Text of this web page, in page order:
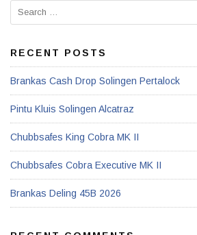
Search
for:
RECENT POSTS
Brankas Cash Drop Solingen Pertalock
Pintu Kluis Solingen Alcatraz
Chubbsafes King Cobra MK II
Chubbsafes Cobra Executive MK II
Brankas Deling 45B 2026